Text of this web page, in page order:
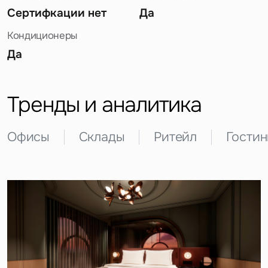
Сертифкации нет Да
Кондиционеры
Да
Тренды и аналитика
Офисы Склады Ритейл
Предложение
Жалоба
Это обязательное поле
Это обязательное поле